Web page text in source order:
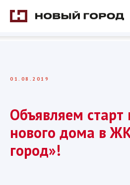
01.08.2019
Объявляем
нового дома в
город»!